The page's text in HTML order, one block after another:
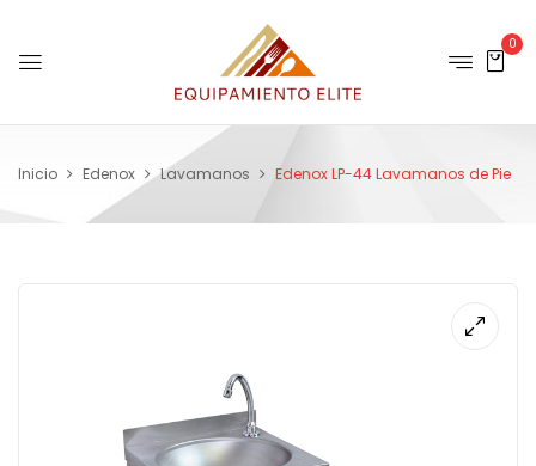
0
Inicio Edenox Lavamanos Edenox LP-44 Lavamanos de Pie